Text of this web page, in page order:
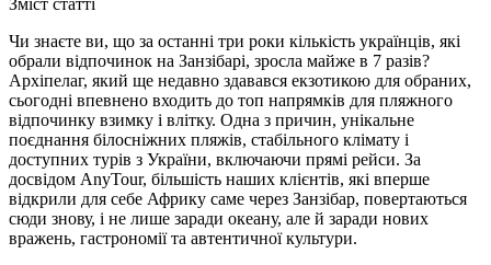
Зміст статті
Чи знаєте ви, що за останні три роки кількість українців, які
обрали відпочинок на Занзібарі, зросла майже в 7 разів?
Архіпелаг, який ще недавно здавався екзотикою для обраних,
сьогодні впевнено входить до топ напрямків для пляжного
відпочинку взимку і влітку. Одна з причин, унікальне
поєднання білосніжних пляжів, стабільного клімату і
доступних турів з України, включаючи прямі рейси. За
досвідом AnyTour, більшість наших клієнтів, які вперше
відкрили для себе Африку саме через Занзібар, повертаються
сюди знову, і не лише заради океану, але й заради нових
вражень, гастрономії та автентичної культури.